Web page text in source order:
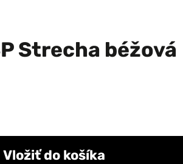
Strecha béžová
Vložiť do košíka